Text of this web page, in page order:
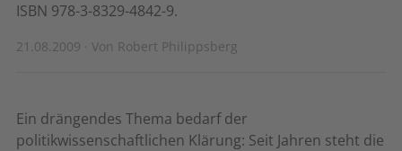
ISBN 978-3-8329-4842-9.
21.08.2009 · Von Robert Philippsberg
Ein drängendes Thema bedarf der
politikwissenschaftlichen Klärung: Seit Jahren steht die